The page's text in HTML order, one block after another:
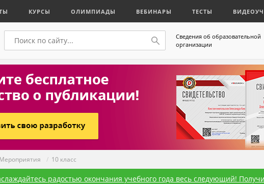
КУРСЫ ОЛИМПИАДЫ ВЕБИНАРЫ ТЕСТЫ
Сведения об образовательной
организации
Мероприятия / 10 класс
радостью окончания учебного года весь следующий!